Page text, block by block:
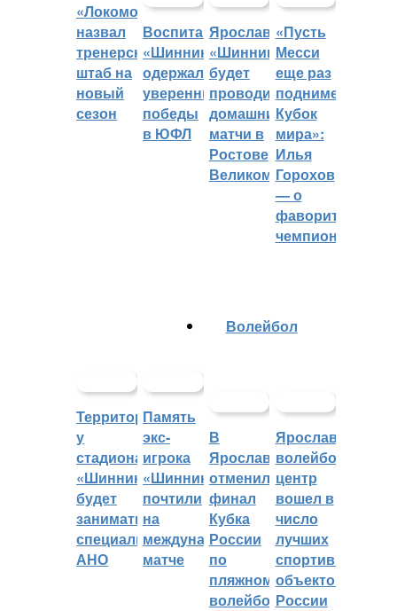
«Локомотив»
назвал
тренерский
штаб на
новый
сезон
Воспитанники
«Шинника»
одержали
уверенные
победы
в ЮФЛ
Ярославский
«Шинник»
будет
проводить
домашние
матчи в
Ростове
Великом
«Пусть
Месси
еще раз
поднимет
Кубок
мира»:
Илья
Горохов
— о
фаворитах
чемпионата
Территорией
у
стадиона
«Шинник»
будет
заниматься
специальное
АНО
Память
экс-
игрока
«Шинника»
почтили
на
международном
матче
Волейбол
В
Ярославле
отменили
финал
Кубка
России
по
пляжному
волейболу
Ярославский
волейбольный
центр
вошел в
число
лучших
спортивных
объектов
России